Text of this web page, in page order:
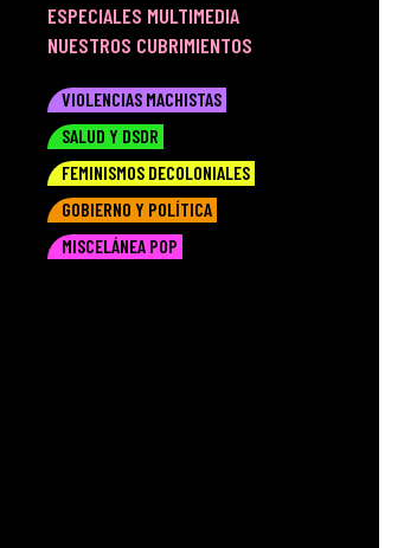
ESPECIALES MULTIMEDIA
NUESTROS CUBRIMIENTOS
VIOLENCIAS MACHISTAS
SALUD Y DSDR
FEMINISMOS DECOLONIALES
GOBIERNO Y POLÍTICA
MISCELÁNEA POP